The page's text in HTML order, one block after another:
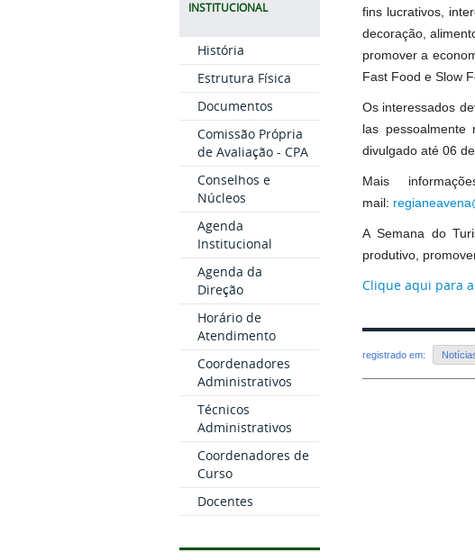
INSTITUCIONAL
História
Estrutura Física
Documentos
Comissão Própria
de Avaliação - CPA
Conselhos e
Núcleos
Agenda
Institucional
Agenda da
Direção
Horário de
Atendimento
Coordenadores
Administrativos
Técnicos
Administrativos
Coordenadores de
Curso
Docentes
fins lucrativos,
decoração,
promover a
Fast Food e Slow
Os interessados
las
divulgado até 06
Mais
mail:
A Semana do
produtivo,
Clique aqui para
registrado em: